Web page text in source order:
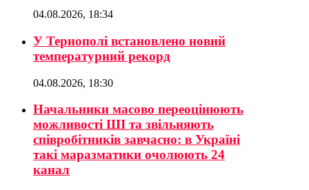
04.08.2026, 18:34
У Тернополі встановлено новий
температурний рекорд
04.08.2026, 18:30
Начальники масово переоцінюють
можливості ШІ та звільняють
співробітників завчасно: в Україні
такі маразматики очолюють 24
канал